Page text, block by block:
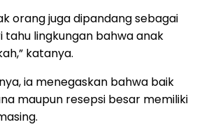
orang juga dipandang sebagai
lingkungan bahwa anak
katanya.
ia menegaskan bahwa baik
maupun resepsi besar memiliki